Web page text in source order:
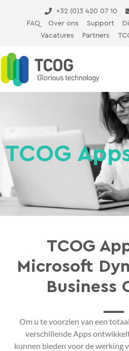
+32 (0)3 420 07 10
FAQ
Over ons Support
Vacatures
Partners
TCOG
TCOG
Microsoft
Business
Om u te voorzien van een
verschillende Apps
kunnen bieden voor de werking